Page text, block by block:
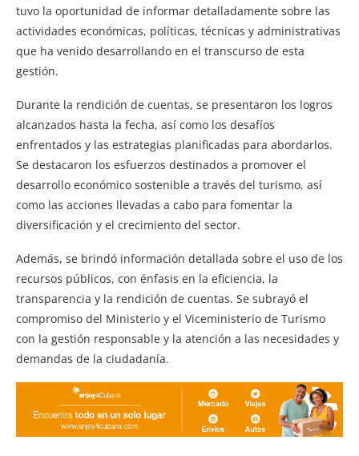
tuvo la oportunidad de informar detalladamente sobre las
actividades económicas, políticas, técnicas y administrativas
que ha venido desarrollando en el transcurso de esta
gestión.
Durante la rendición de cuentas, se presentaron los logros
alcanzados hasta la fecha, así como los desafíos
enfrentados y las estrategias planificadas para abordarlos.
Se destacaron los esfuerzos destinados a promover el
desarrollo económico sostenible a través del turismo, así
como las acciones llevadas a cabo para fomentar la
diversificación y el crecimiento del sector.
Además, se brindó información detallada sobre el uso de los
recursos públicos, con énfasis en la eficiencia, la
transparencia y la rendición de cuentas. Se subrayó el
compromiso del Ministerio y el Viceministerio de Turismo
con la gestión responsable y la atención a las necesidades y
demandas de la ciudadanía.